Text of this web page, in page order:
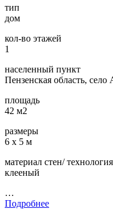
тип
дом
кол-во этажей
1
населенный пункт
Пензенская область, село
площадь
42 м2
размеры
6 х 5 м
материал стен/ технология
клееный
…
Подробнее